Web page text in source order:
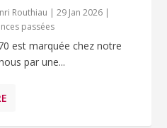
Routhiau |29 Jan 2026 |
passées
est marquée chez notre
par une...